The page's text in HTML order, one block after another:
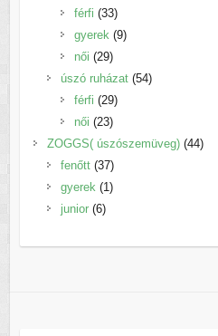
férfi 3333
termék
gyerek 99
női 2929
termék
úszó ruházat 5454
férfi 2929
termék
női 2323
termék
ZOGGS( úszószemüveg) 4444
fenőtt 3737
termék
gyerek 11
junior 66